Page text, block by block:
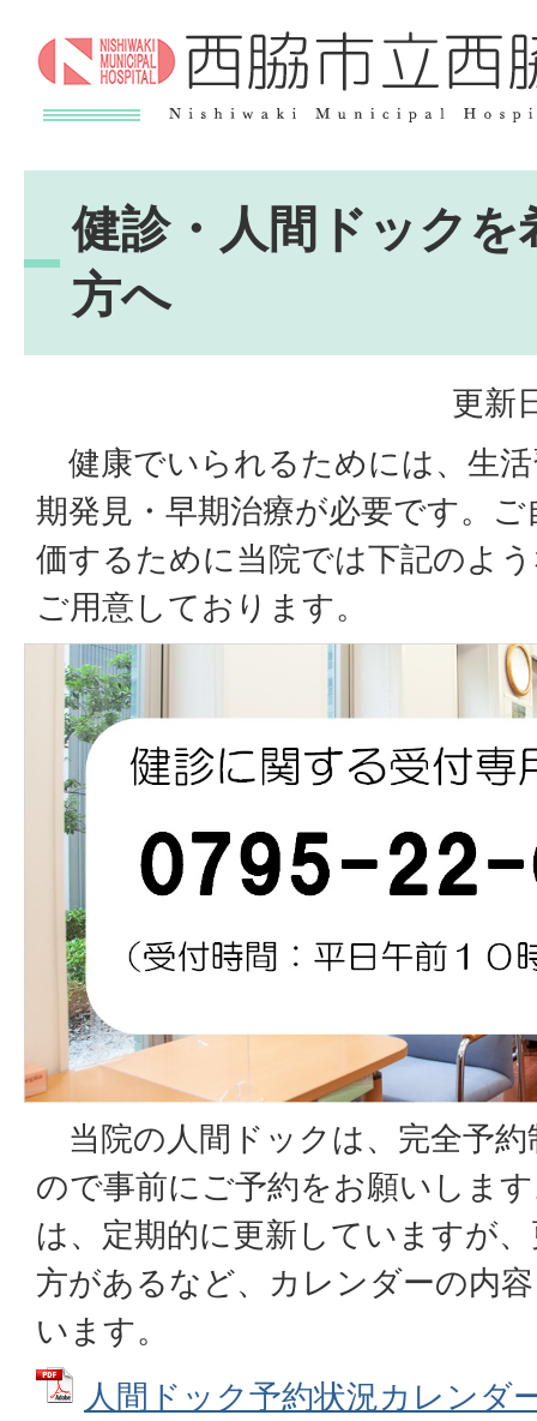
健診・人間ドックを
方へ
更新
健康でいられるためには、生
期発見・早期治療が必要です。
価するために当院では下記のよ
ご用意しております。
当院の人間ドックは、完全予
ので事前にご予約をお願いしま
は、定期的に更新していますが
方があるなど、カレンダーの内
います。
人間ドック予約状況カレンダ